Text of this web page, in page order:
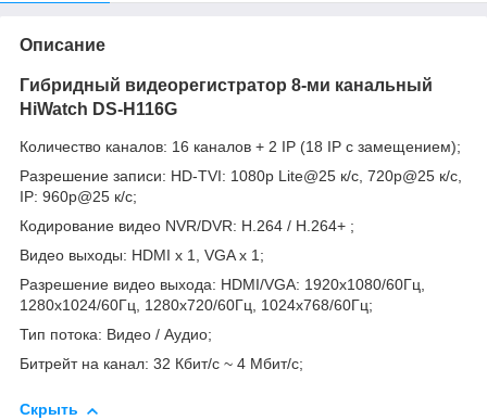
Описание
Гибридный видеорегистратор 8-ми канальный
HiWatch DS-H116G
Количество каналов: 16 каналов + 2 IP (18 IP с замещением);
Разрешение записи: HD-TVI: 1080p Lite@25 к/с, 720p@25 к/с,
IP: 960p@25 к/с;
Кодирование видео NVR/DVR: H.264 / H.264+ ;
Видео выходы: HDMI x 1, VGA x 1;
Разрешение видео выхода: HDMI/VGA: 1920х1080/60Гц,
1280х1024/60Гц, 1280х720/60Гц, 1024х768/60Гц;
Тип потока: Видео / Аудио;
Битрейт на канал: 32 Кбит/с ~ 4 Мбит/с;
Скрыть